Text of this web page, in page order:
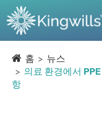
홈
뉴스
의료 환경에서
항